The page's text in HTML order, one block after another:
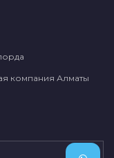
компания Алматы